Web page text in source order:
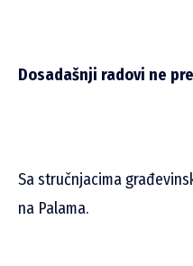
Dosadašnji radovi ne
Sa stručnjacima
na Palama.